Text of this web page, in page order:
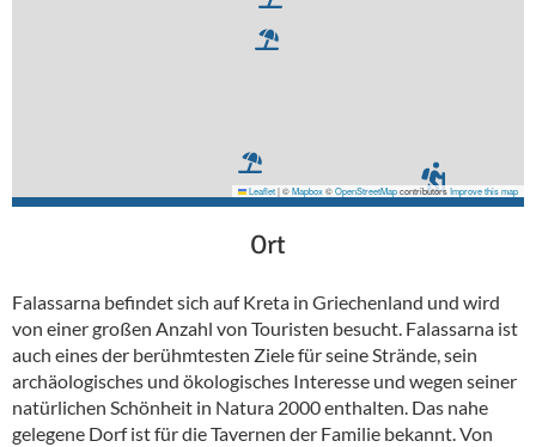
Leaflet|©Mapbox©OpenStreetMapcontributorsImprove this map
Ort
Falassarna befindet sich auf Kreta in Griechenland und wird
von einer großen Anzahl von Touristen besucht. Falassarna ist
auch eines der berühmtesten Ziele für seine Strände, sein
archäologisches und ökologisches Interesse und wegen seiner
natürlichen Schönheit in Natura 2000 enthalten. Das nahe
gelegene Dorf ist für die Tavernen der Familie bekannt. Von